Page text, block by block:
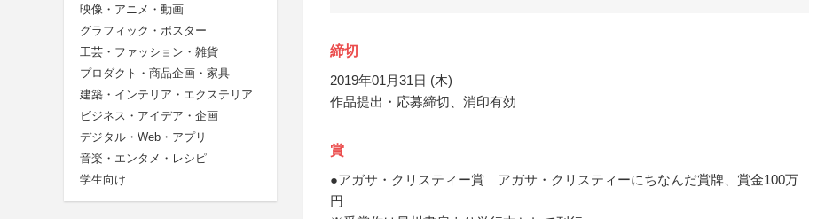
映像・アニメ・動画
グラフィック・ポスター
工芸・ファッション・雑貨
プロダクト・商品企画・家具
建築・インテリア・エクステリア
ビジネス・アイデア・企画
デジタル・Web・アプリ
音楽・エンタメ・レシピ
学生向け
締切
2019年01月31日 (木)
作品提出・応募締切、消印有効
賞
●アガサ・クリスティー賞 アガサ・クリスティーにちなんだ賞牌、賞金100万
円